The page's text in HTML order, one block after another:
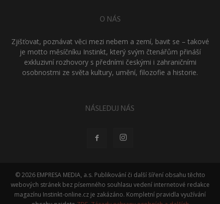
O NÁS
Zjišťovat, poznávat věci mezi nebem a zemí, bavit se – takové
je motto měsíčníku Instinkt, který svým čtenářům přináší
exkluzivní rozhovory s předními českými i zahraničními
osobnostmi ze světa kultury, umění, filozofie a historie.
NÁSLEDUJ NÁS
© 2026 EMPRESA MEDIA, a.s. Publikování či další šíření obsahu těchto
webových stránek bez písemného souhlasu vedení internetové redakce
magazínu Instinkt-online.cz je zakázáno. Kompletní pravidla využívání